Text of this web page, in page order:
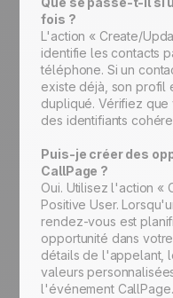
fois ?
L'action « Create/
identifie les contacts
téléphone. Si un
existe déjà, son profil
dupliqué. Vérifiez
des identifiants
Puis-je créer des
CallPage ?
Oui. Utilisez l'action «
Positive User.
rendez-vous est
opportunité dans
détails de l'appelant,
valeurs
l'événement CallPage.